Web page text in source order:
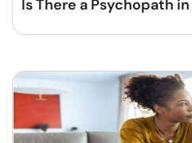
Is There a Psychopath